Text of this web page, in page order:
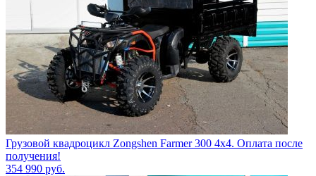
Грузовой квадроцикл Zongshen Farmer 300 4х4. Оплата после
получения!
354 990 руб.